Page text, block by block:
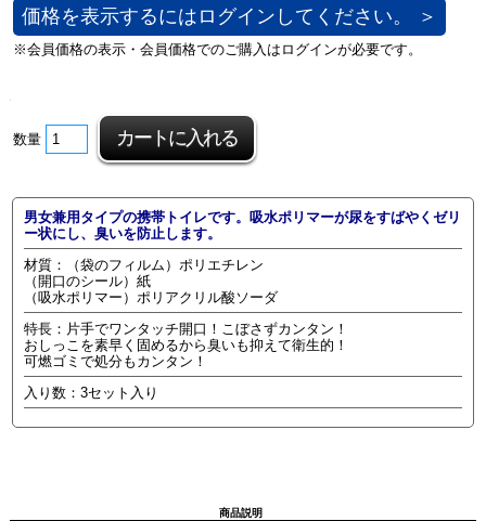
価格を表示するにはログインしてください。 ＞
数量
男女兼用タイプの携帯トイレです。吸水ポリマーが尿をすばやくゼリ
ー状にし、臭いを防止します。
材質：（袋のフィルム）ポリエチレン
（開口のシール）紙
（吸水ポリマー）ポリアクリル酸ソーダ
特長：片手でワンタッチ開口！こぼさずカンタン！
おしっこを素早く固めるから臭いも抑えて衛生的！
可燃ゴミで処分もカンタン！
入り数：3セット入り
商品説明